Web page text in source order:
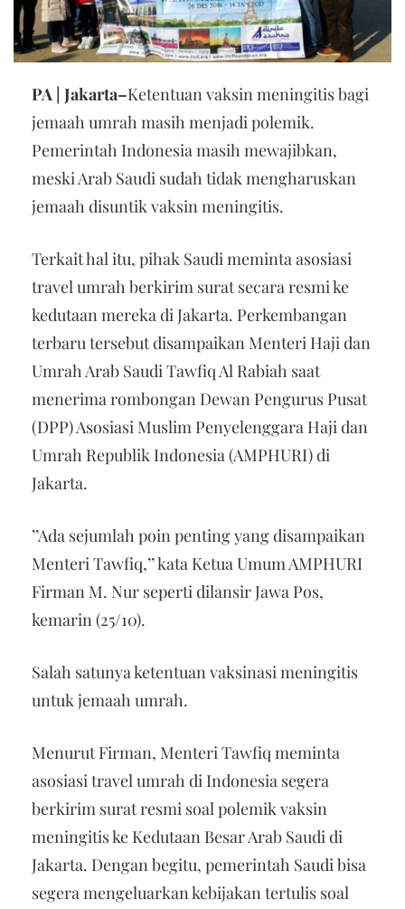
PA | Jakarta–Ketentuan vaksin meningitis bagi
jemaah umrah masih menjadi polemik.
Pemerintah Indonesia masih mewajibkan,
meski Arab Saudi sudah tidak mengharuskan
jemaah disuntik vaksin meningitis.
Terkait hal itu, pihak Saudi meminta asosiasi
travel umrah berkirim surat secara resmi ke
kedutaan mereka di Jakarta. Perkembangan
terbaru tersebut disampaikan Menteri Haji dan
Umrah Arab Saudi Tawfiq Al Rabiah saat
menerima rombongan Dewan Pengurus Pusat
(DPP) Asosiasi Muslim Penyelenggara Haji dan
Umrah Republik Indonesia (AMPHURI) di
Jakarta.
’’Ada sejumlah poin penting yang disampaikan
Menteri Tawfiq,’’ kata Ketua Umum AMPHURI
Firman M. Nur seperti dilansir Jawa Pos,
kemarin (25/10).
Salah satunya ketentuan vaksinasi meningitis
untuk jemaah umrah.
Menurut Firman, Menteri Tawfiq meminta
asosiasi travel umrah di Indonesia segera
berkirim surat resmi soal polemik vaksin
meningitis ke Kedutaan Besar Arab Saudi di
Jakarta. Dengan begitu, pemerintah Saudi bisa
segera mengeluarkan kebijakan tertulis soal